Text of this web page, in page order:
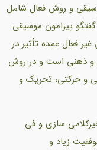
و روش فعال شامل
پیرامون موسیقی
فعال عمده تأثیر در
و ذهنی است و در روش
و حرکتی، تحریک و
سازی و فی
زیاد و